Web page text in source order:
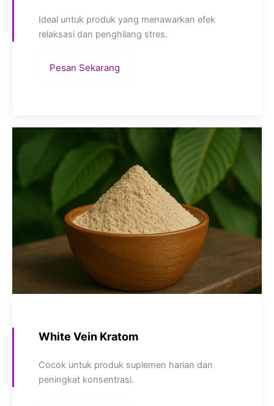
Ideal untuk produk yang menawarkan efek
relaksasi dan penghilang stres.
Pesan Sekarang
White Vein Kratom
Cocok untuk produk suplemen harian dan
peningkat konsentrasi.